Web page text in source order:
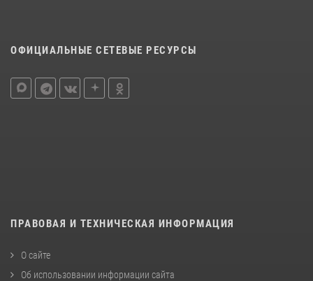
ОФИЦИАЛЬНЫЕ СЕТЕВЫЕ РЕСУРСЫ
ПРАВОВАЯ И ТЕХНИЧЕСКАЯ ИНФОРМАЦИЯ
О сайте
Об использовании информации сайта